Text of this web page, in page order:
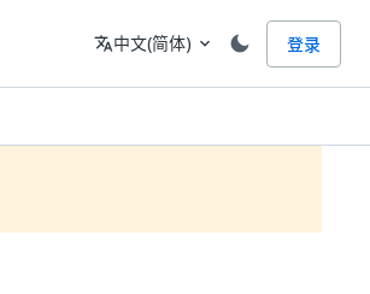
语言
translate中文(简体) expand_more 登录